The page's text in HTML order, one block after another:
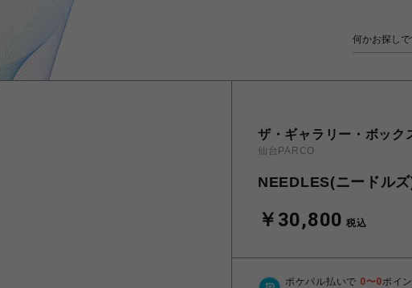
ザ・ギャラリー・ボック
仙台PARCO
NEEDLES(ニードル
￥30,800 税込
ポケパル払いで 0〜0ポイ